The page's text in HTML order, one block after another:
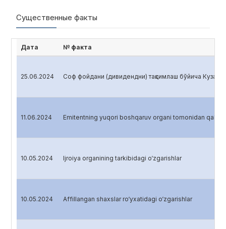
Существенные факты
Дата № факта
25.06.2024 Соф фойдани (дивидендни) тақсимлаш бўйича
11.06.2024 Emitentning yuqori boshqaruv organi tomonidan qabul
10.05.2024 Ijroiya organining tarkibidagi o‘zgarishlar
10.05.2024 Affillangan shaxslar ro‘yxatidagi o‘zgarishlar